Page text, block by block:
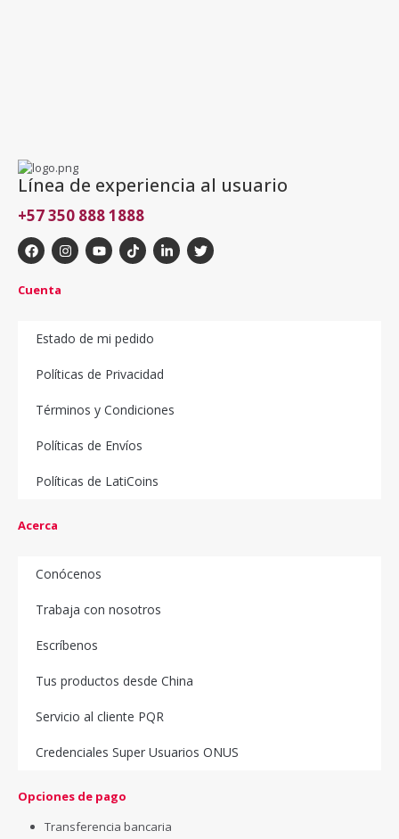
Línea de experiencia al usuario
+57 350 888 1888
Cuenta
Estado de mi pedido
Políticas de Privacidad
Términos y Condiciones
Políticas de Envíos
Políticas de LatiCoins
Acerca
Conócenos
Trabaja con nosotros
Escríbenos
Tus productos desde China
Servicio al cliente PQR
Credenciales Super Usuarios ONUS
Opciones de pago
Transferencia bancaria